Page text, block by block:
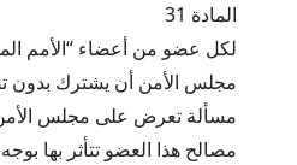
المادة 31
لكل عضو من أعضاء “الأمم
مجلس الأمن أن يشترك بدون
مسألة تعرض على مجلس
مصالح هذا العضو تتأثر بها